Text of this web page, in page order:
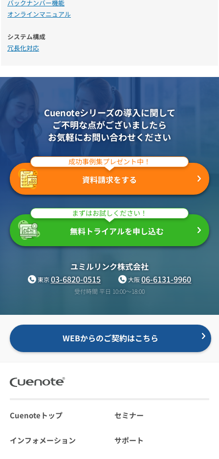
バックナンバー機能
オンラインマニュアル
システム構成
冗長化対応
Cuenoteシリーズの導入に関して
ご不明な点がございましたら
お気軽にお問い合わせください
成功事例集プレゼント中！
資料請求をする
まずはお試しください！
無料トライアルを申し込む
ユミルリンク株式会社
東京03-6820-0515 大阪06-6131-9960
受付時間 平日 10:00〜18:00
WEBからのご契約はこちら
Cuenoteトップ セミナー
インフォメーション サポート